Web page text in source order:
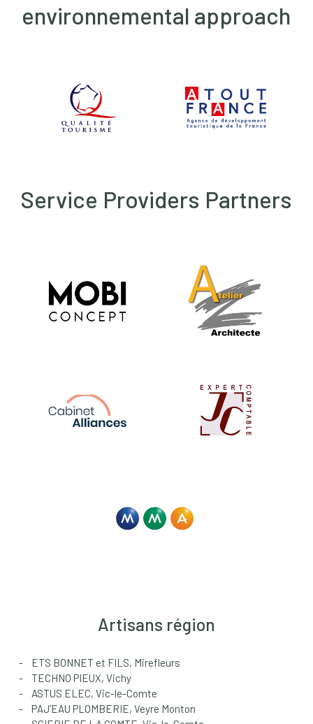
environnemental approach
Service Providers Partners
Artisans région
ETS BONNET et FILS, Mirefleurs
TECHNO PIEUX, Vichy
ASTUS ELEC, Vic-le-Comte
PAJ’EAU PLOMBERIE, Veyre Monton